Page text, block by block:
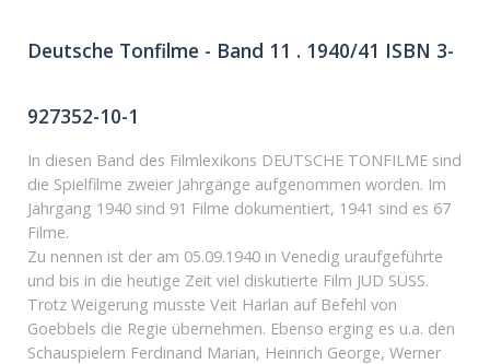
Deutsche Tonfilme - Band 11 . 1940/41 ISBN 3-
927352-10-1
In diesen Band des Filmlexikons DEUTSCHE TONFILME sind
die Spielfilme zweier Jahrgänge aufgenommen worden. Im
Jahrgang 1940 sind 91 Filme dokumentiert, 1941 sind es 67
Filme.
Zu nennen ist der am 05.09.1940 in Venedig uraufgeführte
und bis in die heutige Zeit viel diskutierte Film JUD SÜSS.
Trotz Weigerung musste Veit Harlan auf Befehl von
Goebbels die Regie übernehmen. Ebenso erging es u.a. den
Schauspielern Ferdinand Marian, Heinrich George, Werner